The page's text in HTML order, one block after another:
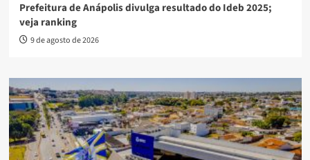
Prefeitura de Anápolis divulga resultado do Ideb 2025;
veja ranking
9 de agosto de 2026